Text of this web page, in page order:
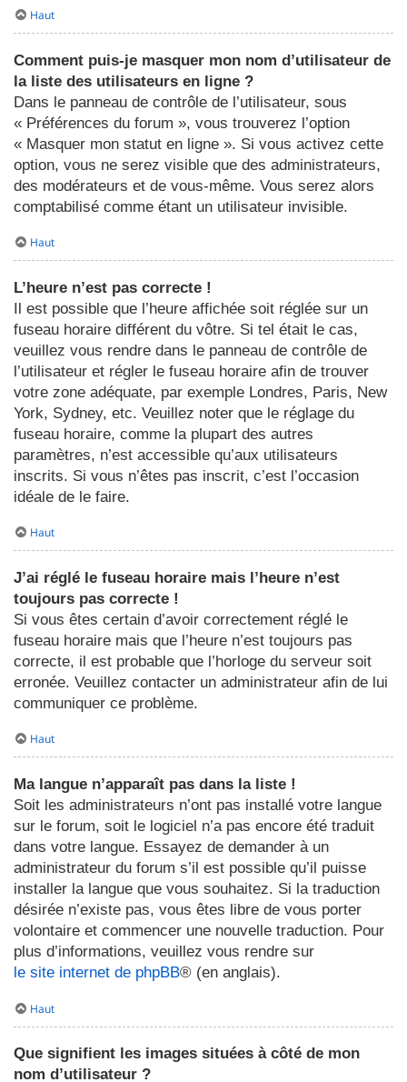
Haut
Comment puis-je masquer mon nom d’utilisateur de
la liste des utilisateurs en ligne ?
Dans le panneau de contrôle de l’utilisateur, sous
« Préférences du forum », vous trouverez l’option
« Masquer mon statut en ligne ». Si vous activez cette
option, vous ne serez visible que des administrateurs,
des modérateurs et de vous-même. Vous serez alors
comptabilisé comme étant un utilisateur invisible.
Haut
L’heure n’est pas correcte !
Il est possible que l’heure affichée soit réglée sur un
fuseau horaire différent du vôtre. Si tel était le cas,
veuillez vous rendre dans le panneau de contrôle de
l’utilisateur et régler le fuseau horaire afin de trouver
votre zone adéquate, par exemple Londres, Paris, New
York, Sydney, etc. Veuillez noter que le réglage du
fuseau horaire, comme la plupart des autres
paramètres, n’est accessible qu’aux utilisateurs
inscrits. Si vous n’êtes pas inscrit, c’est l’occasion
idéale de le faire.
Haut
J’ai réglé le fuseau horaire mais l’heure n’est
toujours pas correcte !
Si vous êtes certain d’avoir correctement réglé le
fuseau horaire mais que l’heure n’est toujours pas
correcte, il est probable que l’horloge du serveur soit
erronée. Veuillez contacter un administrateur afin de lui
communiquer ce problème.
Haut
Ma langue n’apparaît pas dans la liste !
Soit les administrateurs n’ont pas installé votre langue
sur le forum, soit le logiciel n’a pas encore été traduit
dans votre langue. Essayez de demander à un
administrateur du forum s’il est possible qu’il puisse
installer la langue que vous souhaitez. Si la traduction
désirée n’existe pas, vous êtes libre de vous porter
volontaire et commencer une nouvelle traduction. Pour
plus d’informations, veuillez vous rendre sur
le site internet de phpBB® (en anglais).
Haut
Que signifient les images situées à côté de mon
nom d’utilisateur ?